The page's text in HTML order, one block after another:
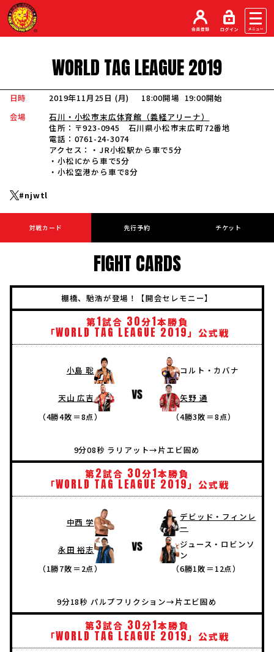
WORLD TAG LEAGUE2019
日時 2019年11月25日 (月) 18:00開場 19:00開始
会場
石川・小松市末広体育館（義経アリーナ）
住所： 〒923-0945 石川県小松市末広町72番地
電話： 0761-24-3074
アクセス： ・JR小松駅から車で5分
・小松ICから車で5分
・小松空港から車で8分
#njwtl
対戦カード 先行予約 チケット
FIGHT CARDS
棚橋、馳浩が登場！【開会セレモニー】
第1試合 30分1本勝負
「WORLD TAG LEAGUE 2019」公式戦
小島 聡
天山 広吉
（4勝4敗＝8点）
コルト・カバナ
矢野 通
（4勝3敗＝8点）
9分08秒 ラリアット→片エビ固め
第2試合 30分1本勝負
「WORLD TAG LEAGUE 2019」公式戦
中西 学
永田 裕志
（1勝7敗＝2点）
デビッド・フィンレ
ー
ジュース・ロビンソ
ン
（6勝1敗＝12点）
9分18秒 パルプフリクション→片エビ固め
第3試合 30分1本勝負
「WORLD TAG LEAGUE 2019」公式戦